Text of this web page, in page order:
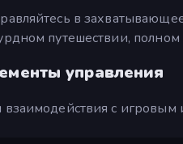
в
путешествии,
управления
взаимодействия с